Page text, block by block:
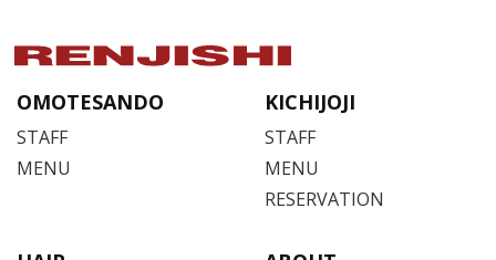
OMOTESANDO
STAFF
MENU
KICHIJOJI
STAFF
MENU
RESERVATION